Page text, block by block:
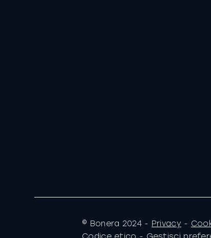
© Bonera 2024 - Privacy -